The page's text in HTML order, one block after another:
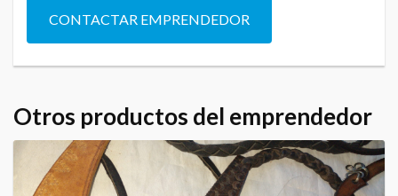
CONTACTAR EMPRENDEDOR
Otros productos del emprendedor